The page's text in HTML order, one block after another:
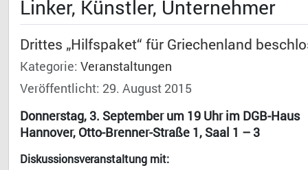
Linker, Künstler, Unternehmer
Drittes „Hilfspaket“ für Griechenland
Kategorie: Veranstaltungen
Veröffentlicht: 29. August 2015
Donnerstag, 3. September um 19 Uhr im DGB-Haus
Hannover, Otto-Brenner-Straße 1, Saal 1 – 3
Diskussionsveranstaltung mit: